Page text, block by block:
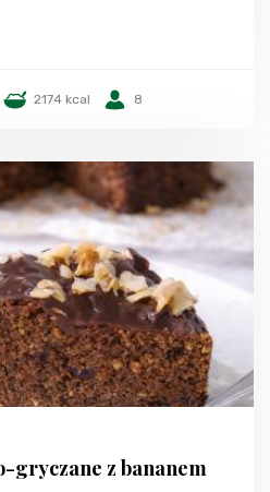
2174 kcal 8
gryczane z bananem